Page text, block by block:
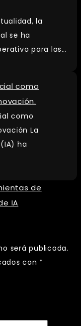
la
se ha
para las…
como
como
La
ha
de
IA
será publicada.
con *